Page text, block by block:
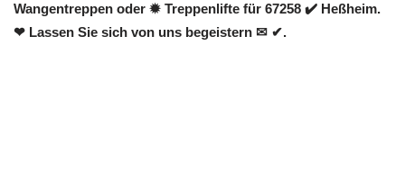
Wangentreppen oder ✹ Treppenlifte für 67258 ✔️ Heßheim.
❤ Lassen Sie sich von uns begeistern ✉ ✔.